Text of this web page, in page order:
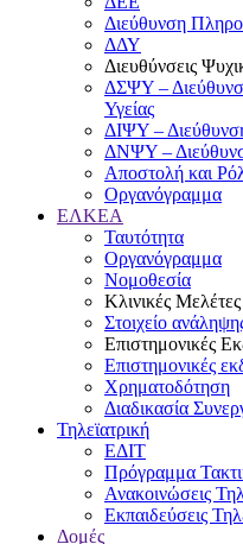
Διεύθυνση
ΔΔΥ
Διευθύνσεις
ΔΣΨΥ –
Υγείας
ΔΙΨΥ –
ΔΝΨΥ –
Αποστολή και
Οργανόγραμμα
ΕΛΚΕΑ
Ταυτότητα
Οργανόγραμμα
Νομοθεσία
Κλινικές Μελέτες
Στοιχείο
Επιστημονικές
Επιστημονικές
Χρηματοδότηση
Διαδικασία
Τηλεϊατρική
ΕΔΙΤ
Πρόγραμμα
Ανακοινώσεις
Εκπαιδεύσεις
Δομές